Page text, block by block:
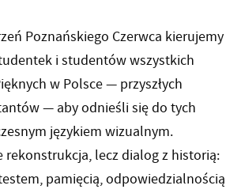
Poznańskiego Czerwca kierujemy
i studentów wszystkich
w Polsce — przyszłych
— aby odnieśli się do tych
językiem wizualnym.
rekonstrukcja, lecz dialog z historią:
pamięcią, odpowiedzialnością